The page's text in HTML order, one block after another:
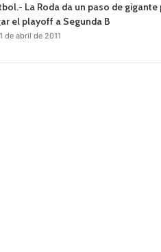
La Roda da un paso de gigante
el playoff a Segunda B
de abril de 2011